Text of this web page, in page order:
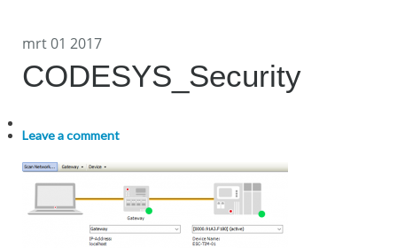
mrt01 2017
CODESYS_Security
Leave a comment